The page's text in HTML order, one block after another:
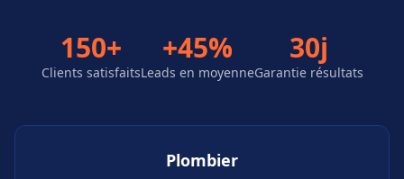
150+
Clients satisfaits
+45%
Leads en moyenne
30j
Garantie résultats
Plombier